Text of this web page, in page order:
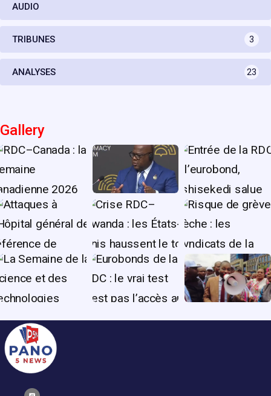
AUDIO
TRIBUNES 3
ANALYSES 23
Gallery